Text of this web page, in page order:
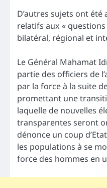
D’autres sujets ont
relatifs aux «
bilatéral, régional et
Le Général Mahamat
partie des officiers de
par la force à la suite
promettant une
laquelle de nouvelles
transparentes seront
dénonce un coup
les populations à se
force des hommes en